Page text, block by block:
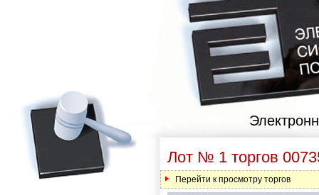
Лот № 1 торгов
Перейти к просмотру торгов